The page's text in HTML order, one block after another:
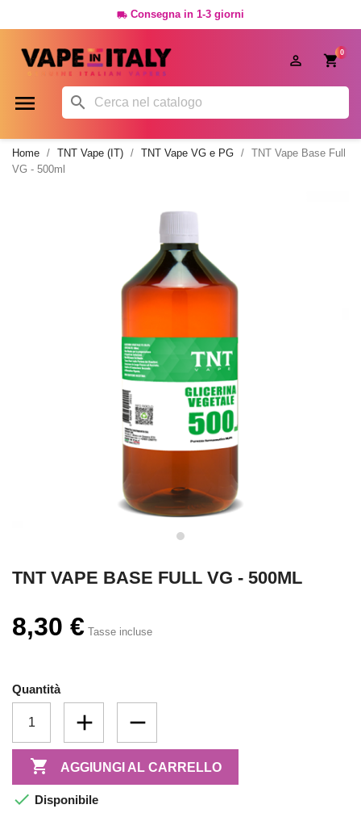
 Consegna in 1-3 giorni
0

 
Home TNT Vape (IT) TNT Vape VG e PG
TNT Vape Base Full
VG - 500ml
TNT VAPE BASE FULL VG - 500ML
8,30 € Tasse incluse
Quantità
 AGGIUNGI AL CARRELLO
 Disponibile